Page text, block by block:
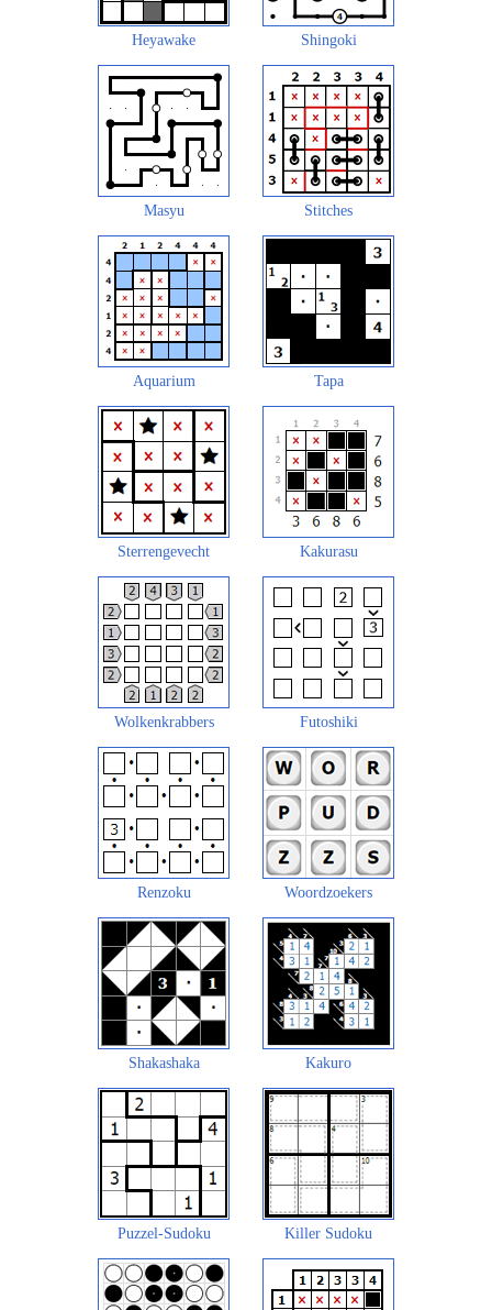
Heyawake Shingoki
Masyu Stitches
Aquarium Tapa
Sterrengevecht Kakurasu
Wolkenkrabbers Futoshiki
Renzoku Woordzoekers
Shakashaka Kakuro
Puzzel-Sudoku Killer Sudoku